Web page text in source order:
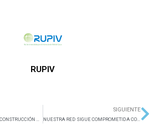
RUPIV
SIGUIENTE
NUESTRA RED SIGUE COMPROMETIDA CON EL VALLE DEL CAUCA